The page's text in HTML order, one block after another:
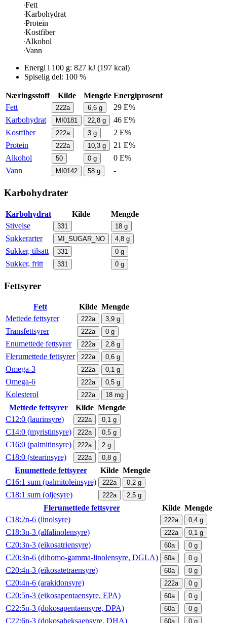
Fett
Karbohydrat
Protein
Kostfiber
Alkohol
Vann
Energi i 100 g: 827 kJ (197 kcal)
Spiselig del: 100 %
Næringsstoff Kilde Mengde Energiprosent
Fett
222a 6,6 g
29 E%
Karbohydrat
MI0181 22,8 g
46 E%
Kostfiber
222a 3 g
2 E%
Protein
222a 10,3 g
21 E%
Alkohol
50 0 g
0 E%
Vann
MI0142 58 g -
Karbohydrater
Karbohydrat Kilde
Mengde
Stivelse
331 18 g
Sukkerarter MI_SUGAR_NO 4,8 g
Sukker, tilsatt 331 0 g
Sukker, fritt 331 0 g
Fettsyrer
Fett Kilde Mengde
Mettede fettsyrer
222a 3,9 g
Transfettsyrer 222a 0 g
Enumettede fettsyrer 222a 2,8 g
Flerumettede fettsyrer 222a 0,6 g
Omega-3 222a 0,1 g
Omega-6 222a 0,5 g
Kolesterol 222a 18 mg
Mettede fettsyrer Kilde Mengde
C12:0 (laurinsyre)
222a 0,1 g
C14:0 (myristinsyre) 222a 0,5 g
C16:0 (palmitinsyre) 222a 2 g
C18:0 (stearinsyre) 222a 0,8 g
Enumettede fettsyrer Kilde Mengde
C16:1 sum (palmitoleinsyre)
222a 0,2 g
C18:1 sum (oljesyre) 222a 2,5 g
Flerumettede fettsyrer Kilde Mengde
C18:2n-6 (linolsyre)
222a 0,4 g
C18:3n-3 (alfalinolensyre) 222a 0,1 g
C20:3n-3 (eikosatriensyre) 60a 0 g
C20:3n-6 (dihomo-gamma-linolensyre, DGLA) 60a 0 g
C20:4n-3 (eikosatetraensyre) 60a 0 g
C20:4n-6 (arakidonsyre) 222a 0 g
C20:5n-3 (eikosapentaensyre, EPA) 60a 0 g
C22:5n-3 (dokosapentaensyre, DPA) 60a 0 g
C22:6n-3 (dokosaheksaensyre, DHA) 60a 0 g